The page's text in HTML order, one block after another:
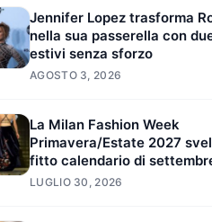
Jennifer Lopez trasforma
nella sua passerella con
estivi senza sforzo
AGOSTO 3, 2026
La Milan Fashion Week
Primavera/Estate 2027
fitto calendario di
LUGLIO 30, 2026